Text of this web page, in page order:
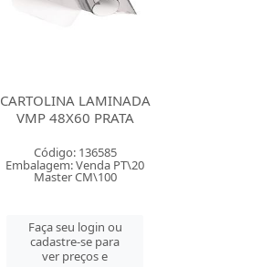
CARTOLINA LAMINADA
VMP 48X60 PRATA
Código: 136585
Embalagem: Venda PT\20
Master CM\100
Faça seu login ou
cadastre-se para
ver preços e